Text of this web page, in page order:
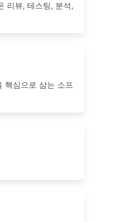
리뷰, 테스팅, 분석,
핵심으로 삼는 소프